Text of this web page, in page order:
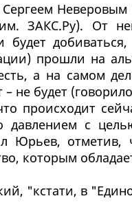
Неверовым
ЗАКС.Ру). От
будет
прошли на
а на самом
– не будет
происходит
давлением с
Юрьев, отметив,
которым
"кстати, в